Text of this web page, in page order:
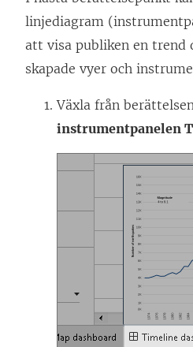
linjediagram
att visa publiken en trend
skapade vyer och
Växla från
instrumentpanelen